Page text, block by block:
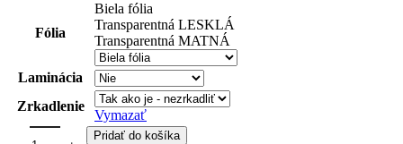
Fólia
Biela fólia
Transparentná LESKLÁ
Transparentná MATNÁ
Laminácia
Zrkadlenie
Vymazať
Pridať do košíka